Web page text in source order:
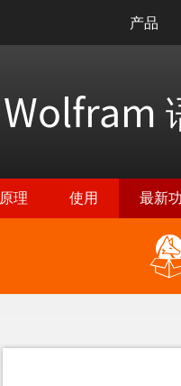
产品
Wolfram
原理 使用 最新